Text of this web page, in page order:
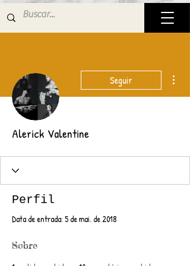
Seguir
Alerick Valentine
Perfil
Data de entrada: 5 de mai. de 2018
Sobre